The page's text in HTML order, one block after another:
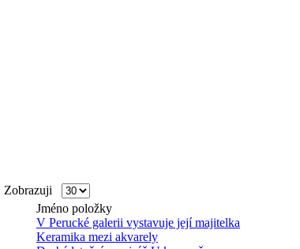
Zobrazuji
Jméno položky
V Perucké galerii vystavuje její majitelka
Keramika mezi akvarely